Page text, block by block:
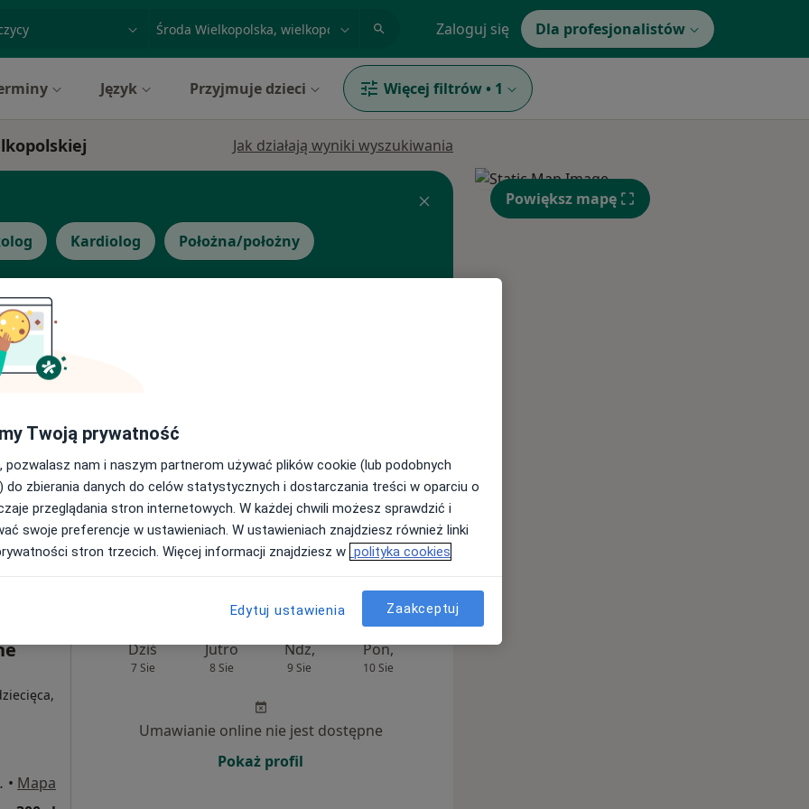
badanie lub nazwiskomiasto lub dzielnica Zaloguj się Dla profesjonalistów
Język Przyjmuje dzieci Więcej filtrów • 1
Jak działają wyniki wyszukiwania
Kardiolog Położna/położny
•Mapa
300 zł
Poproś o wizytę
• Mapa
Dziś
7 Sie
Jutro
8 Sie
Ndz,
9 Sie
Pon,
10 Sie
Wt,
Umawianie online nie jest dostępne
Pokaż profil
Powiększ mapę
Twoją prywatność
pozwalasz nam i naszym partnerom używać plików cookie (lub podobnych
do zbierania danych do celów statystycznych i dostarczania treści w oparciu o
przeglądania stron internetowych. W każdej chwili możesz sprawdzić i
swoje preferencje w ustawieniach. W ustawieniach znajdziesz również linki
stron trzecich. Więcej informacji znajdziesz w polityka cookies
Edytuj ustawienia Zaakceptuj